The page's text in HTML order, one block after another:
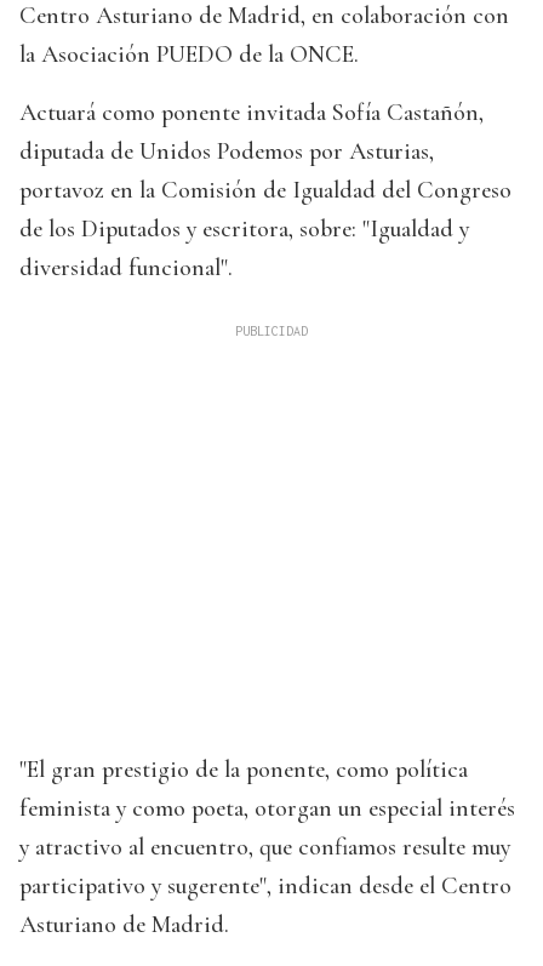
Centro Asturiano de Madrid, en colaboración con
la Asociación PUEDO de la ONCE.
Actuará como ponente invitada Sofía Castañón,
diputada de Unidos Podemos por Asturias,
portavoz en la Comisión de Igualdad del Congreso
de los Diputados y escritora, sobre: "Igualdad y
diversidad funcional".
"El gran prestigio de la ponente, como política
feminista y como poeta, otorgan un especial interés
y atractivo al encuentro, que confiamos resulte muy
participativo y sugerente", indican desde el Centro
Asturiano de Madrid.